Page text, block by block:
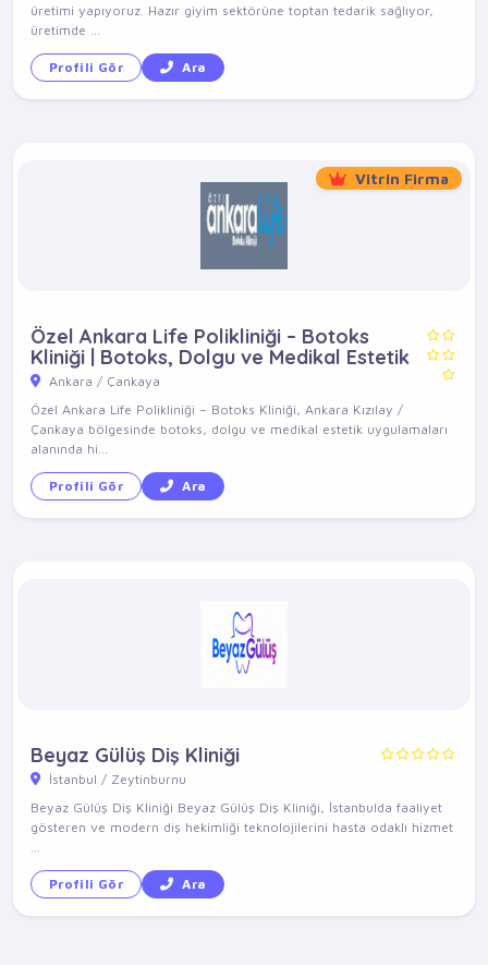
üretimi yapıyoruz. Hazır giyim sektörüne toptan tedarik sağlıyor,
üretimde ...
Profili Gör Ara
Vitrin Firma
Özel Ankara Life Polikliniği – Botoks
Kliniği | Botoks, Dolgu ve Medikal Estetik
Ankara / Çankaya
Özel Ankara Life Polikliniği – Botoks Kliniği, Ankara Kızılay /
Çankaya bölgesinde botoks, dolgu ve medikal estetik uygulamaları
alanında hi...
Profili Gör Ara
Beyaz Gülüş Diş Kliniği
İstanbul / Zeytinburnu
Beyaz Gülüş Diş Kliniği Beyaz Gülüş Diş Kliniği, İstanbulda faaliyet
gösteren ve modern diş hekimliği teknolojilerini hasta odaklı hizmet
...
Profili Gör Ara